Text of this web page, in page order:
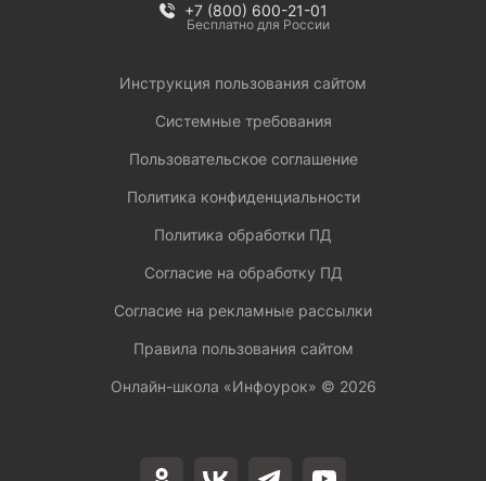
+7 (800) 600-21-01
Бесплатно для России
Инструкция пользования сайтом
Системные требования
Пользовательское соглашение
Политика конфиденциальности
Политика обработки ПД
Согласие на обработку ПД
Согласие на рекламные рассылки
Правила пользования сайтом
Онлайн-школа «Инфоурок» © 2026